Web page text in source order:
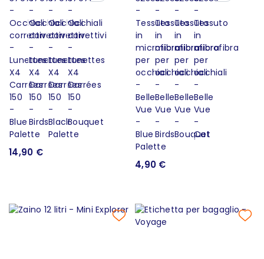
14,90 €
4,90 €